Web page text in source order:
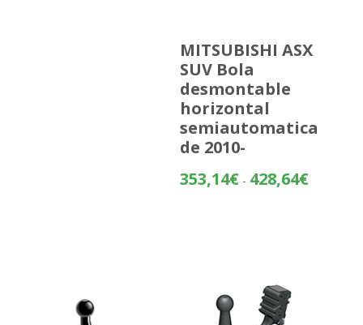
MITSUBISHI ASX
SUV Bola
desmontable
horizontal
semiautomatica
de 2010-
353,14€ - 428,64€Rango